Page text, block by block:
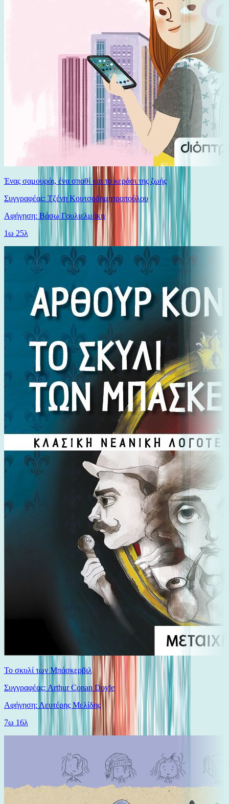
Ένας σαμουράι, ένα σπαθί και το κεράσι της ζωής
Συγγραφέας: Τζένη Κουτσοδημητροπούλου
Αφήγηση: Βάσω Γουλιελμάκη
1ω 25λ
Το σκυλί των Μπάσκερβιλ
Συγγραφέας: Arthur Conan Doyle
Αφήγηση: Λευτέρης Μελίδης
7ω 16λ